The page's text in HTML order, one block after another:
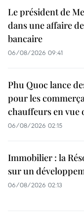
Le président de
dans une affaire
bancaire
06/08/2026 09:41
Phu Quoc lance
pour les
chauffeurs en vue
06/08/2026 02:15
Immobilier : la
sur un
06/08/2026 02:13